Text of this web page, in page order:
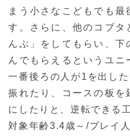
まう小さなこどもでも最
す。さらに、他のコブタ
んぶ」をしてもらい、下
んでもらえるというユニ
一番後ろの人が1を出し
振れたり、コースの板を
にしたりと、逆転できる
対象年齢3.4歳～/プレイ